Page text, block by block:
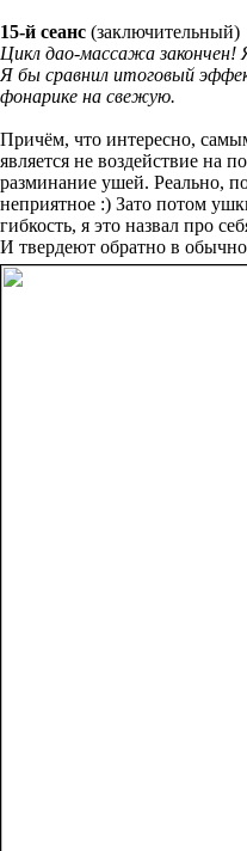
15-й сеанс (заключительный)
Цикл дао-массажа
Я бы сравнил итоговый
фонарике на свежую.
Причём, что интересно,
является не воздействие на
разминание ушей. Реально,
неприятное :) Зато потом
гибкость, я это назвал про
И твердеют обратно в